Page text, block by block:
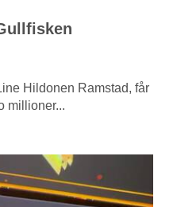
Hildonen Ramstad, får
millioner...